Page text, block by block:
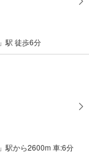
駅 徒歩6分
駅から2600m 車:6分